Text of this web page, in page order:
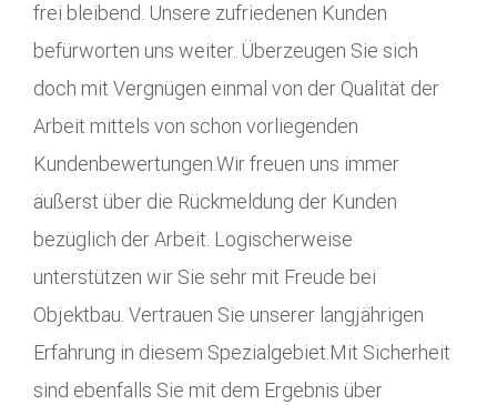
frei bleibend. Unsere zufriedenen Kunden
befürworten uns weiter. Überzeugen Sie sich
doch mit Vergnügen einmal von der Qualität der
Arbeit mittels von schon vorliegenden
Kundenbewertungen.Wir freuen uns immer
äußerst über die Rückmeldung der Kunden
bezüglich der Arbeit. Logischerweise
unterstützen wir Sie sehr mit Freude bei
Objektbau. Vertrauen Sie unserer langjährigen
Erfahrung in diesem Spezialgebiet.Mit Sicherheit
sind ebenfalls Sie mit dem Ergebnis über